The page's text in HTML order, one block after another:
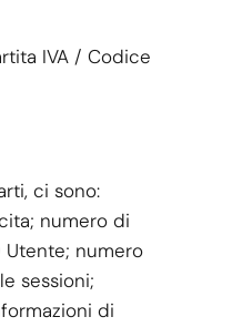
IVA / Codice
ci sono:
numero di
Utente; numero
sessioni;
di